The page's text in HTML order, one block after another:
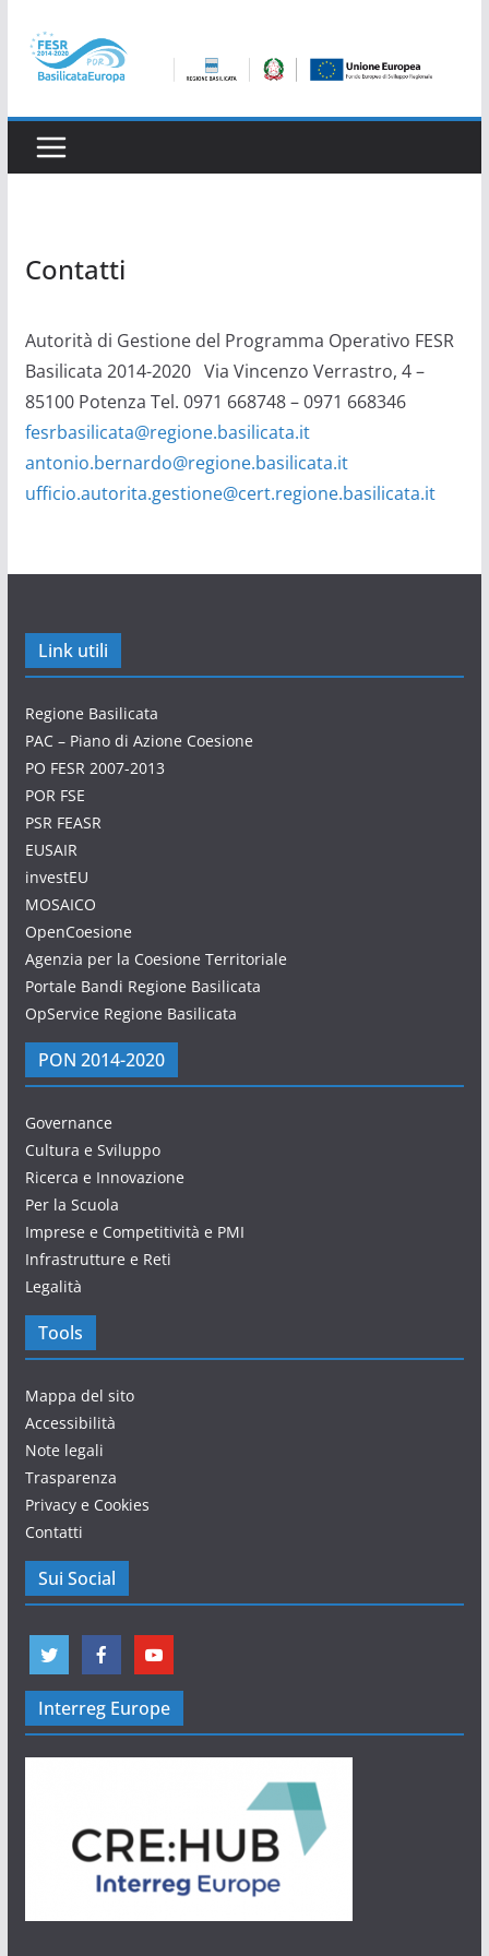
contenuto
Contatti
Autorità di Gestione del Programma Operativo FESR
Basilicata 2014-2020 Via Vincenzo Verrastro, 4 –
85100 Potenza Tel. 0971 668748 – 0971 668346
fesrbasilicata@regione.basilicata.it
antonio.bernardo@regione.basilicata.it
ufficio.autorita.gestione@cert.regione.basilicata.it
Link utili
Regione Basilicata
PAC – Piano di Azione Coesione
PO FESR 2007-2013
POR FSE
PSR FEASR
EUSAIR
investEU
MOSAICO
OpenCoesione
Agenzia per la Coesione Territoriale
Portale Bandi Regione Basilicata
OpService Regione Basilicata
PON 2014-2020
Governance
Cultura e Sviluppo
Ricerca e Innovazione
Per la Scuola
Imprese e Competitività e PMI
Infrastrutture e Reti
Legalità
Tools
Mappa del sito
Accessibilità
Note legali
Trasparenza
Privacy e Cookies
Contatti
Sui Social
Interreg Europe